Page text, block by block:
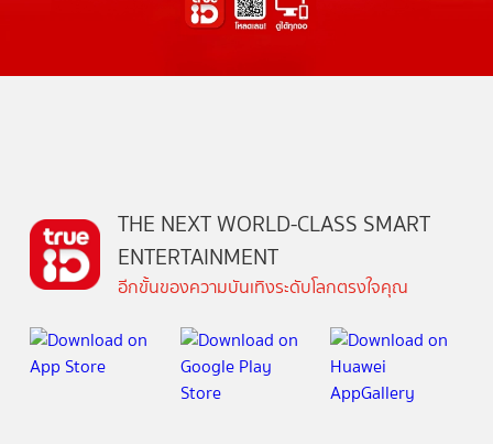
THE NEXT WORLD-CLASS SMART
ENTERTAINMENT
อีกขั้นของความบันเทิงระดับโลกตรงใจคุณ